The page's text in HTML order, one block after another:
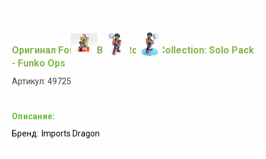
Оригинал Fortnite Battle Royale Collection: Solo Pack
- Funko Ops
Артикул: 49725
Описание:
Бренд: Imports Dragon